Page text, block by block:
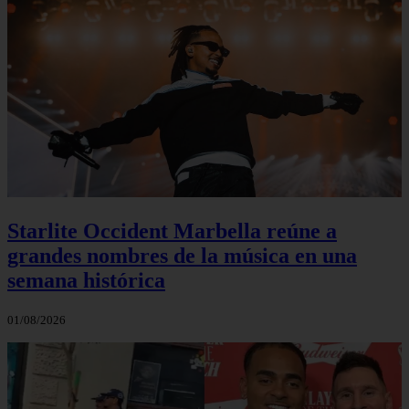
Starlite Occident Marbella reúne a
grandes nombres de la música en una
semana histórica
01/08/2026